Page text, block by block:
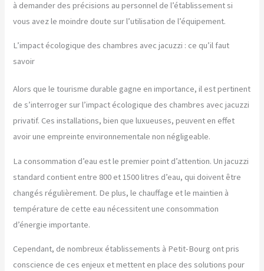
à demander des précisions au personnel de l’établissement si
vous avez le moindre doute sur l’utilisation de l’équipement.
L’impact écologique des chambres avec jacuzzi : ce qu’il faut
savoir
Alors que le tourisme durable gagne en importance, il est pertinent
de s’interroger sur l’impact écologique des chambres avec jacuzzi
privatif. Ces installations, bien que luxueuses, peuvent en effet
avoir une empreinte environnementale non négligeable.
La consommation d’eau est le premier point d’attention. Un jacuzzi
standard contient entre 800 et 1500 litres d’eau, qui doivent être
changés régulièrement. De plus, le chauffage et le maintien à
température de cette eau nécessitent une consommation
d’énergie importante.
Cependant, de nombreux établissements à Petit-Bourg ont pris
conscience de ces enjeux et mettent en place des solutions pour